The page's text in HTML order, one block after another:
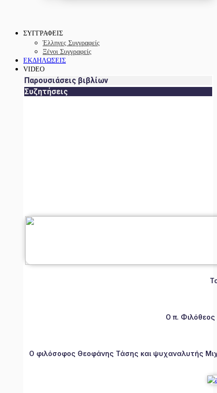
ΣΥΓΓΡΑΦΕΙΣ
Έλληνες Συγγραφείς
Ξένοι Συγγραφείς
ΕΚΔΗΛΩΣΕΙΣ
VIDEO
Παρουσιάσεις βιβλίων
Συζητήσεις
Ο π.
Ο φιλόσοφος Θεοφάνης Τάσης και ψυχαναλυτής